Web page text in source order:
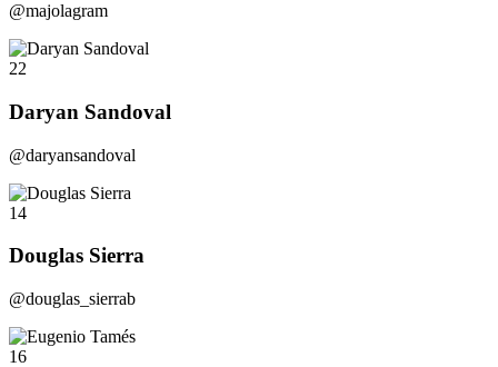
@majolagram
22
Daryan Sandoval
@daryansandoval
14
Douglas Sierra
@douglas_sierrab
16